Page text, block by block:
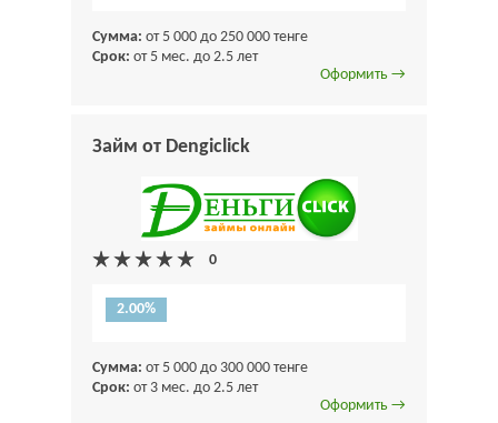
Сумма: от 5 000 до 250 000 тенге
Срок: от 5 мес. до 2.5 лет
Оформить →
Займ от Dengiclick
2.00%
Сумма: от 5 000 до 300 000 тенге
Срок: от 3 мес. до 2.5 лет
Оформить →